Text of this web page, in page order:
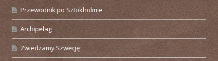
Przewodnik po Sztokholmie
Archipelag
Zwiedzamy Szwecję